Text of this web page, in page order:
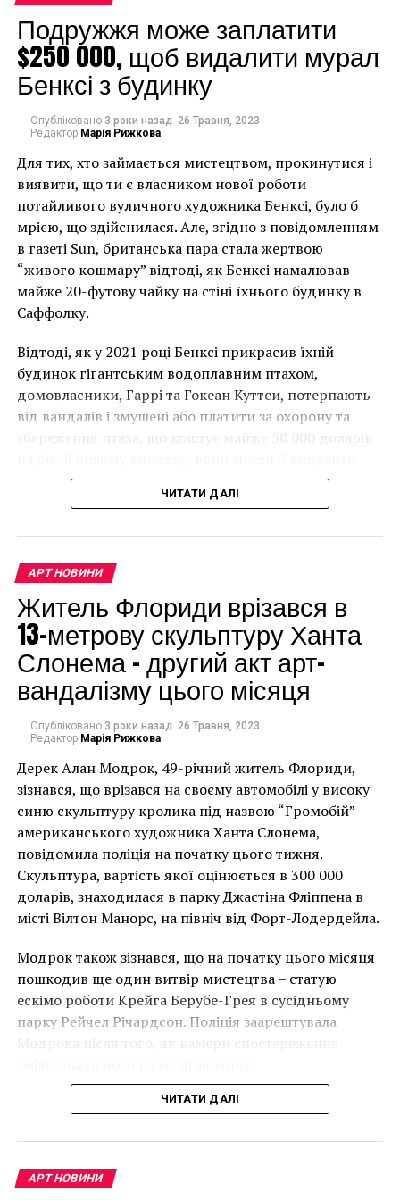
Подружжя може заплатити
$250 000, щоб видалити мурал
Бенксі з будинку
Опубліковано 3 роки назад 26 Травня, 2023
Редактор Марія Рижкова
Для тих, хто займається мистецтвом, прокинутися і
виявити, що ти є власником нової роботи
потайливого вуличного художника Бенксі, було б
мрією, що здійснилася. Але, згідно з повідомленням
в газеті Sun, британська пара стала жертвою
“живого кошмару” відтоді, як Бенксі намалював
майже 20-футову чайку на стіні їхнього будинку в
Саффолку.
Відтоді, як у 2021 році Бенксі прикрасив їхній
будинок гігантським водоплавним птахом,
домовласники, Гаррі та Гокеан Куттси, потерпають
від вандалів і змушені або платити за охорону та
збереження птаха, що коштує майже 50 000 доларів
мурал, що може коштувати до чверті мільйона
доларів.
Чоловік позує під макетом чайки, яка ось-ось
накинеться на упаковку чіпсів – сюжет графіті, що
має ознаки вуличного художника Бенксі, на стіні в
Лоустофті на східному узбережжі Англії 8 серпня 2021
року. (Фото Джастіна Талліса / AFP)
В інтерв’ю “Таймс” пан Куттс сказав:
“Спочатку це було
неймовірно, але з
розвитком подій це
стало надзвичайно
впевнений, що Бенксі
усвідомлює
непередбачувані
наслідки для власників
ЧИТАТИ ДАЛІ
АРТ НОВИНИ
Житель Флориди врізався в
13-метрову скульптуру Ханта
Слонема – другий акт арт-
вандалізму цього місяця
Опубліковано 3 роки назад 26 Травня, 2023
Редактор Марія Рижкова
Дерек Алан Модрок, 49-річний житель Флориди,
зізнався, що врізався на своєму автомобілі у високу
синю скульптуру кролика під назвою “Громобій”
американського художника Ханта Слонема,
повідомила поліція на початку цього тижня.
Скульптура, вартість якої оцінюється в 300 000
доларів, знаходилася в парку Джастіна Фліппена в
місті Вілтон Манорс, на північ від Форт-Лодердейла.
Модрок також зізнався, що на початку цього місяця
пошкодив ще один витвір мистецтва – статую
ескімо роботи Крейга Берубе-Грея в сусідньому
парку Рейчел Річардсон. Поліція заарештувала
Модрока після того, як камери спостереження
ЧИТАТИ ДАЛІ
АРТ НОВИНИ